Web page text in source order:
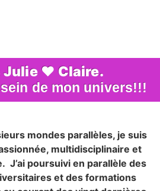
Julie ♥ Claire.
de mon univers!!!
mondes parallèles, je suis
multidisciplinaire et
J’ai poursuivi en parallèle des
et des formations